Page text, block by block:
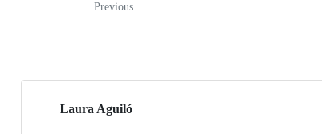
Previous
Laura Aguiló